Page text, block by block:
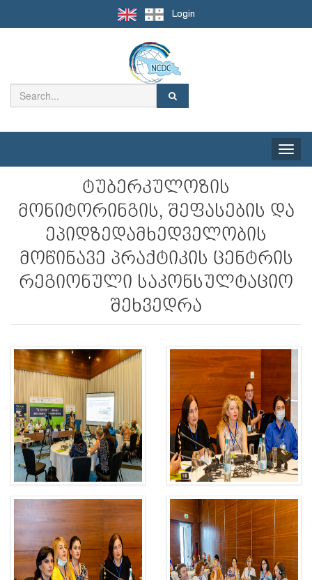
Login
Toggle
ტუბერკულოზის
მონიტორინგის, შეფასების და
ეპიდზედამხედველობის
მოწინავე პრაქტიკის ცენტრის
რეგიონული საკონსულტაციო
შეხვედრა